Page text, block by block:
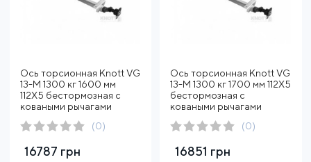
Ось торсионная Knott VG
13-M 1300 кг 1600 мм
112X5 бестормозная с
коваными рычагами
(0)
16787 грн
Ось торсионная Knott VG
13-M 1300 кг 1700 мм 112X5
бестормозная с
коваными рычагами
(0)
16851 грн